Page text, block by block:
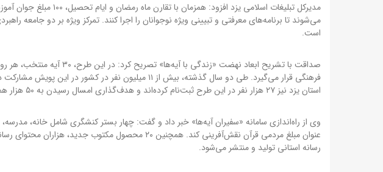
مدیرکل تبلیغات اسلامی یزد
می‌شوند تا برنامه‌های معرفتی و تبیینی ویژه نوجوانان را اجرا کنند. تمرکز ویژه بر دو جامعه
است.
صداقت با تشریح ابعاد نهضت
استان یزد نیز ۲۷ هزار نفر در این طرح ثبت‌نام کرده‌اند و هدف‌گذاری امسال رسیدن به ۵۰ هزار همراه فعال است.
وی از راه‌اندازی سامانه «سفیران آیه‌ها» خبر داد و گفت: چهار بستر کنشگری شامل خانه،
عنوان مبلغ مردمی قرآن نقش‌آفرینی کند. همچنین ۲۰ محصول
رسانه استانی تولید و منتشر می‌شود.